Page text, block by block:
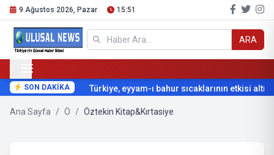
9 Ağustos 2026, Pazar 15:51
ARA
SON DAKİKA Türkiye, eyyam-ı bahur sıcaklarının etkisi
Ana Sayfa / Ö / Öztekin Kitap&Kırtasiye